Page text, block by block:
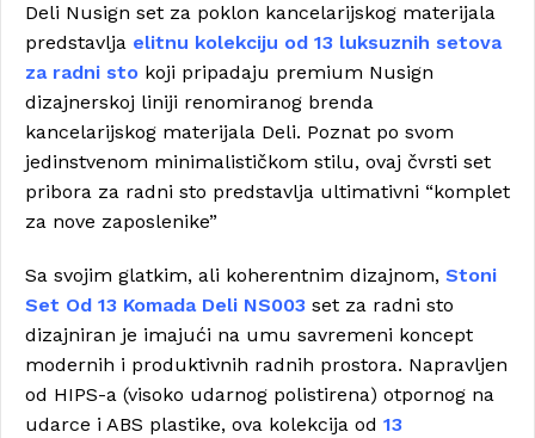
Deli Nusign set za poklon kancelarijskog materijala
predstavlja elitnu kolekciju od 13 luksuznih setova
za radni sto koji pripadaju premium Nusign
dizajnerskoj liniji renomiranog brenda
kancelarijskog materijala Deli. Poznat po svom
jedinstvenom minimalističkom stilu, ovaj čvrsti set
pribora za radni sto predstavlja ultimativni “komplet
za nove zaposlenike”
Sa svojim glatkim, ali koherentnim dizajnom, Stoni
Set Od 13 Komada Deli NS003 set za radni sto
dizajniran je imajući na umu savremeni koncept
modernih i produktivnih radnih prostora. Napravljen
od HIPS-a (visoko udarnog polistirena) otpornog na
udarce i ABS plastike, ova kolekcija od 13